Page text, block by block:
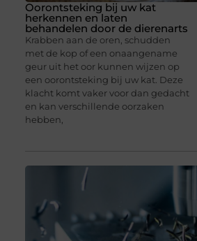
Oorontsteking bij uw kat
herkennen en laten
behandelen door de dierenarts
Krabben aan de oren, schudden
met de kop of een onaangename
geur uit het oor kunnen wijzen op
een oorontsteking bij uw kat. Deze
klacht komt vaker voor dan gedacht
en kan verschillende oorzaken
hebben,